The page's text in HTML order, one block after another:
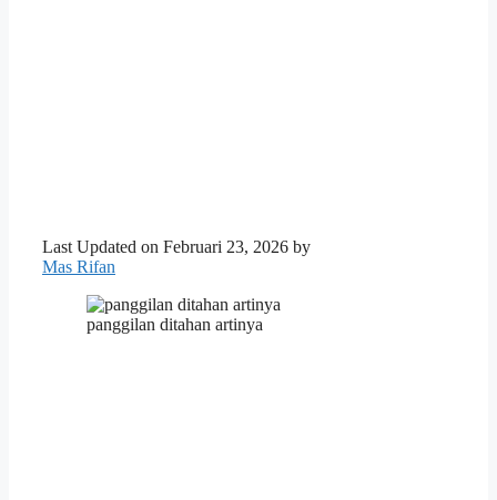
Last Updated on Februari 23, 2026 by
Mas Rifan
panggilan ditahan artinya